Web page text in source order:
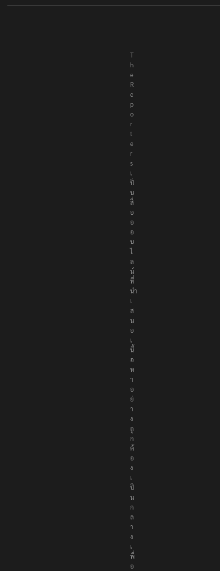
T
h
e
R
e
p
o
r
t
e
r
s
เ
ป็
น
สื่
อ
อ
อ
น
ไ
ล
น์
ที่
นำ
เ
ส
น
อ
เ
นื้
อ
ห
า
อ
ย่
า
ง
ถู
ก
ต้
อ
ง
เ
ป็
น
ก
ล
า
ง
เ
พื่
อ